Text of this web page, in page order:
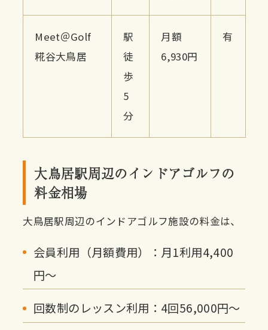
Meet＠Golf
糀谷大鳥居
駅
徒
歩
5
分
月額
6,930円
有
大鳥居駅周辺のインドアゴルフの
料金相場
大鳥居駅周辺のインドアゴルフ施設の料金は、
会員利用（月額費用）：月1利用4,400
円〜
回数制のレッスン利用：4回56,000円〜